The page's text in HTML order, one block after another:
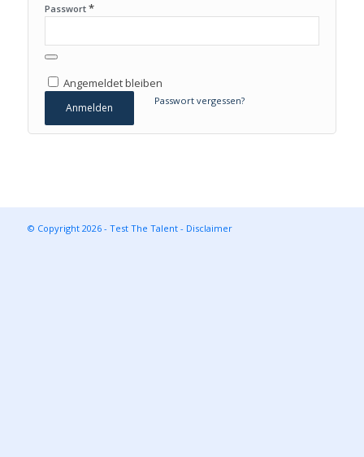
Passwort *
Angemeldet bleiben
Anmelden
Passwort vergessen?
© Copyright 2026 - Test The Talent - Disclaimer